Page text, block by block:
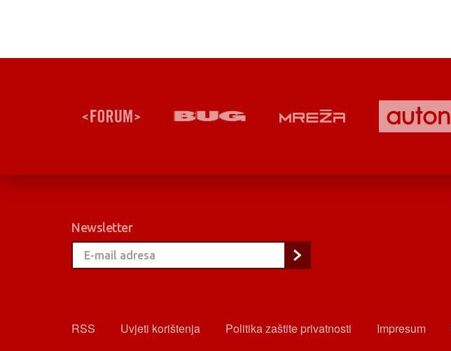
Newsletter
RSS Uvjeti korištenja Politika zaštite privatnosti Impresum